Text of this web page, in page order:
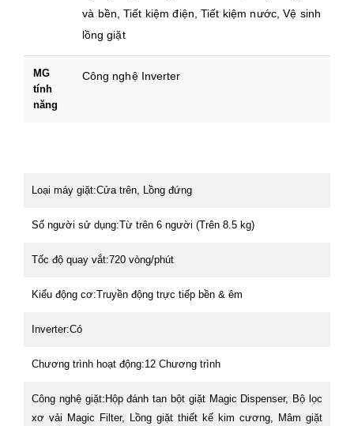
và bền, Tiết kiệm điện, Tiết kiệm nước, Vệ sinh
lồng giặt
MG
tính
năng
Công nghệ Inverter
Loại máy giặt:Cửa trên, Lồng đứng
Số người sử dụng:Từ trên 6 người (Trên 8.5 kg)
Tốc độ quay vắt:720 vòng/phút
Kiểu động cơ:Truyền động trực tiếp bền & êm
Inverter:Có
Chương trình hoạt động:12 Chương trình
Công nghệ giặt: Hộp đánh tan bột giặt Magic Dispenser, Bộ lọc
xơ vải Magic Filter, Lồng giặt thiết kế kim cương, Mâm giặt